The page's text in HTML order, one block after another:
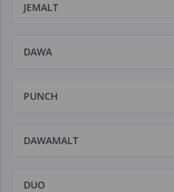
JEMALT
DAWA
PUNCH
DAWAMALT
DUO